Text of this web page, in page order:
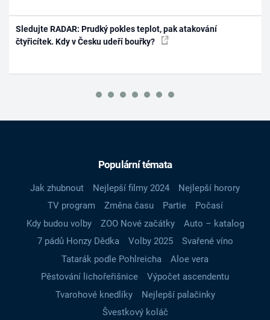
Sledujte RADAR: Prudký pokles teplot, pak atakování
čtyřicítek. Kdy v Česku udeří bouřky?
Populární témata
Jak zhubnout Nejlepší filmy 2024
Nejlepší horory
TV program
Změna času Partie
Počasí
Kdy budou volby
ZOO Nové začátky
Auto – katalog
7 pádů Honzy Dědka
Volby 2025
Svařené víno
Tatarák podle Pohlreicha
Aloe vera
Pěstování lichořeřišnice
Výpočet ascendentu
Tvarohové knedlíky
Nejlepší palačinky
Švestkový koláč